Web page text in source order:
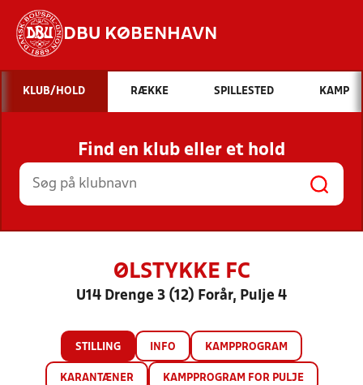
DBU KØBENHAVN
Hvad vil du søge efter?
INDHOLD OG NYHEDER
STILLINGER, RESULTATER, KLUBBER OG
HOLD
KLUB/HOLD RÆKKE SPILLESTED KAMP
Find en klub eller et hold
ØLSTYKKE FC
U14 Drenge 3 (12) Forår, Pulje 4
STILLING INFO KAMPPROGRAM
KARANTÆNER KAMPPROGRAM FOR PULJE